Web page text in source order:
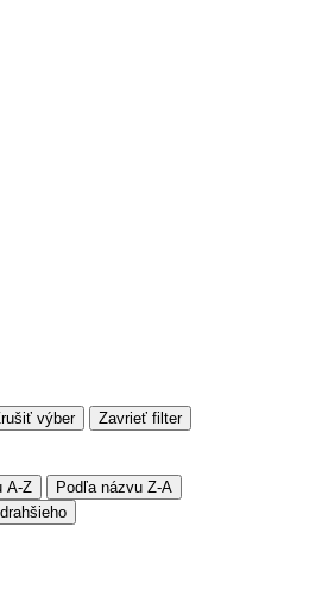
výber Zavrieť filter
A-Z
Podľa názvu Z-A